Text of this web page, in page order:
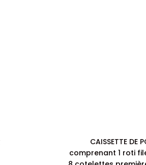
CAISSETTE DE
comprenant 1 roti